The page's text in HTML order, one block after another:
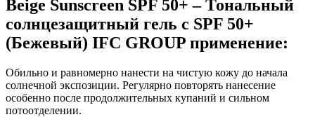
Beige Sunscreen SPF 50+ – Тональный
солнцезащитный гель с SPF 50+
(Бежевый) IFC GROUP применение:
Обильно и равномерно нанести на чистую кожу до начала
солнечной экспозиции. Регулярно повторять нанесение
особенно после продолжительных купаний и сильном
потоотделении.